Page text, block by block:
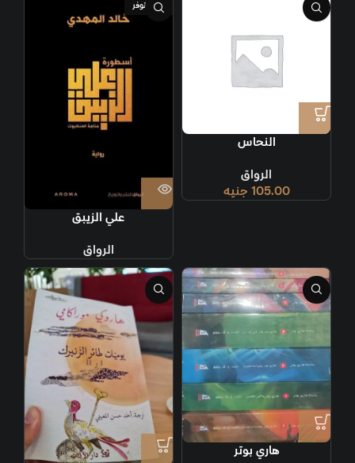
النحاس
الرواق
105.00 جنيه
غير متوفر
علي الزيبق
الرواق
هاري بوتر